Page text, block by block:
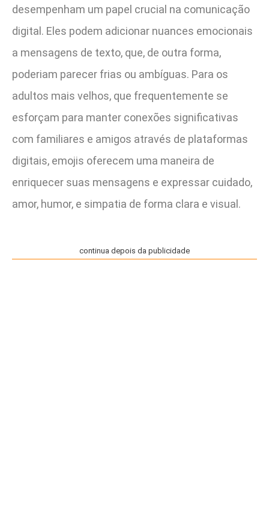
desempenham um papel crucial na comunicação
digital. Eles podem adicionar nuances emocionais
a mensagens de texto, que, de outra forma,
poderiam parecer frias ou ambíguas. Para os
adultos mais velhos, que frequentemente se
esforçam para manter conexões significativas
com familiares e amigos através de plataformas
digitais, emojis oferecem uma maneira de
enriquecer suas mensagens e expressar cuidado,
amor, humor, e simpatia de forma clara e visual.
continua depois da publicidade